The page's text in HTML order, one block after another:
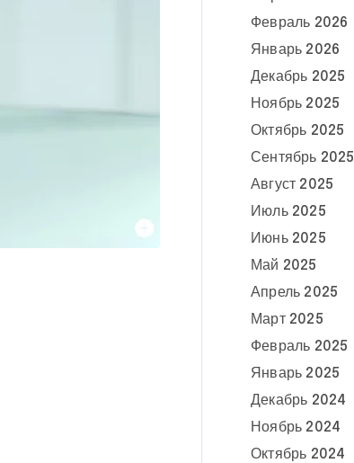
Февраль 2026
Январь 2026
Декабрь 2025
Ноябрь 2025
Октябрь 2025
Сентябрь 2025
Август 2025
Июль 2025
Июнь 2025
Май 2025
Апрель 2025
Март 2025
Февраль 2025
Январь 2025
Декабрь 2024
Ноябрь 2024
Октябрь 2024